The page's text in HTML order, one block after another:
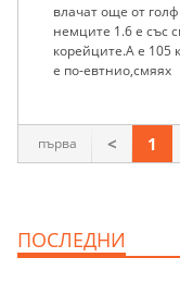
влачат още от
немците 1.6 е със
корейците.А е 105
е по-евтнио,смяях
първа < 1
ПОСЛЕДНИ